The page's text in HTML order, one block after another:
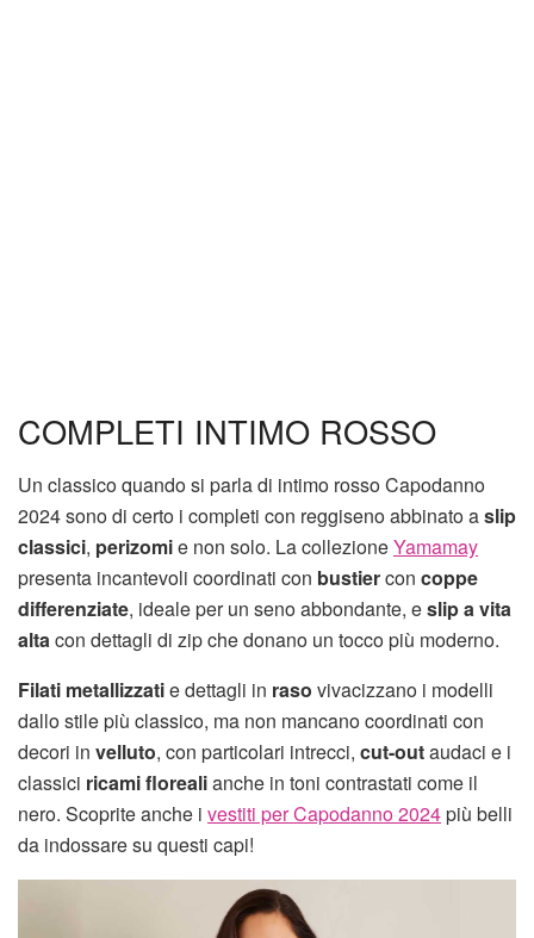
COMPLETI INTIMO ROSSO
Un classico quando si parla di intimo rosso Capodanno
2024 sono di certo i completi con reggiseno abbinato aslip
classici, perizomie non solo. La collezioneYamamay
presenta incantevoli coordinati con bustiercon coppe
differenziate, ideale per un seno abbondante, eslip a vita
altacon dettagli di zip che donano un tocco più moderno.
Filati metallizzatie dettagli in raso vivacizzano i modelli
dallo stile più classico, ma non mancano coordinati con
decori in velluto, con particolari intrecci, cut-outaudaci e i
classici ricami florealianche in toni contrastati come il
nero. Scoprite anche i vestiti per Capodanno 2024più belli
da indossare su questi capi!